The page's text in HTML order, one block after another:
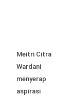
Meitri Citra
Wardani
menyerap
aspirasi